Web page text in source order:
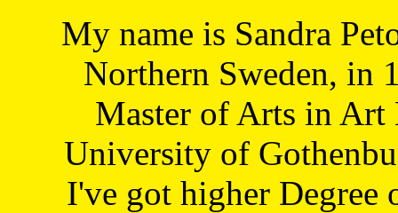
My name is Sandra
Northern Sweden, in
Master of Arts in Art
University of
I've got higher Degree